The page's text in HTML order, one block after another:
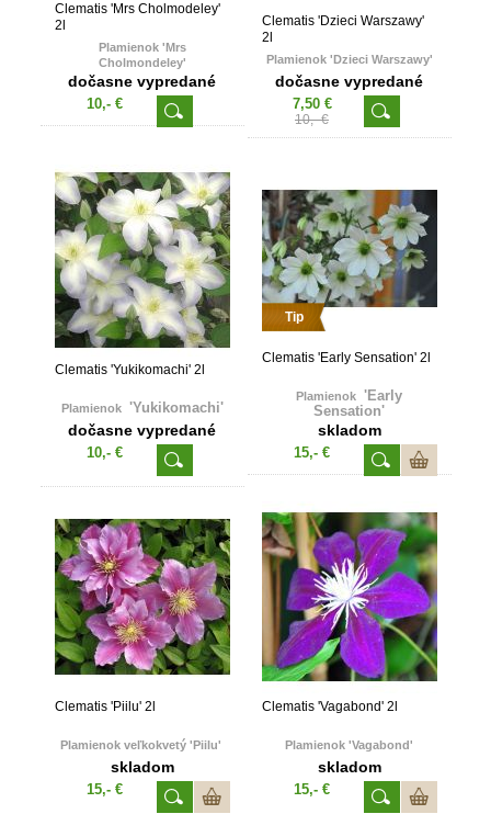
Clematis 'Mrs Cholmodeley'
2l
Plamienok 'Mrs
Cholmondeley'
dočasne vypredané
10,- €
Clematis 'Dzieci Warszawy'
2l
Plamienok 'Dzieci Warszawy'
dočasne vypredané
7,50 €
10,- €
Clematis 'Yukikomachi' 2l
Plamienok 'Yukikomachi'
dočasne vypredané
10,- €
Tip
Clematis 'Early Sensation' 2l
Plamienok 'Early
Sensation'
skladom
15,- €
Clematis 'Piilu' 2l
Plamienok veľkokvetý 'Piilu'
skladom
15,- €
Clematis 'Vagabond' 2l
Plamienok 'Vagabond'
skladom
15,- €